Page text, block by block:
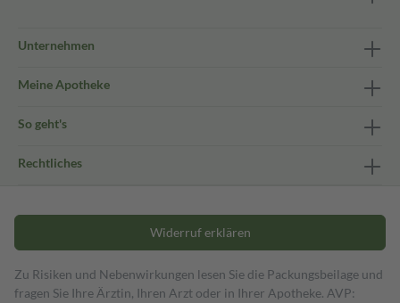
Unternehmen
Meine Apotheke
So geht's
Rechtliches
Widerruf erklären
Zu Risiken und Nebenwirkungen lesen Sie die Packungsbeilage und
fragen Sie Ihre Ärztin, Ihren Arzt oder in Ihrer Apotheke. AVP: